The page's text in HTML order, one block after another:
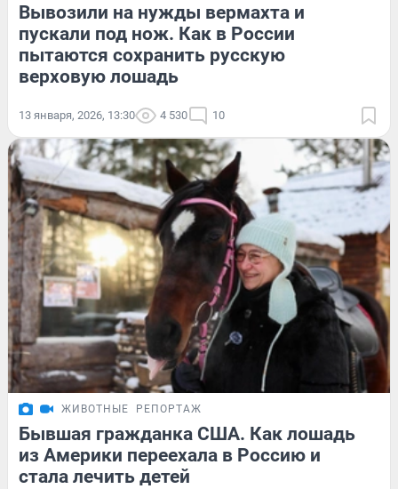
Вывозили на нужды вермахта и
пускали под нож. Как в России
пытаются сохранить русскую
верховую лошадь
13 января, 2026, 13:30 4 530 10
ЖИВОТНЫЕ РЕПОРТАЖ
Бывшая гражданка США. Как лошадь
из Америки переехала в Россию и
стала лечить детей